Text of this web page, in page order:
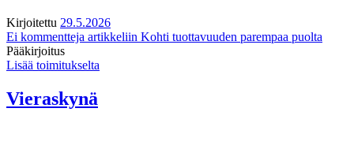
Kirjoitettu 29.5.2026
Ei kommentteja artikkeliin Kohti tuottavuuden parempaa puolta
Pääkirjoitus
Lisää toimitukselta
Vieraskynä